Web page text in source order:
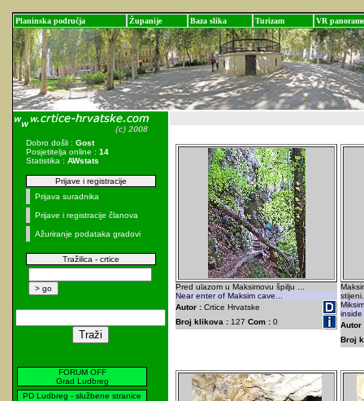
Planinska područja Županije Baza slika Turizam VR panorame
Dobro došli : Gost
Posjetitelja online : 14
Statistika : AWstats
Prijave i registracije
Prijava suradnika
Prijave i registracije članova
Ažuriranje podataka gradovi
Tražilica - crtice
FORUM OFF
Grad Ludbreg
PD Ludbreg - službene stranice
Pred ulazom u Maksimovu špilju ...
Near enter of Maksim cave...
Autor : Crtice Hrvatske
Broj klikova : 127 Com : 0
Autor
Broj